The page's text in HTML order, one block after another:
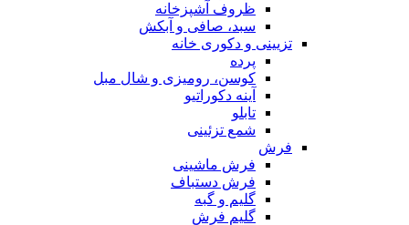
ظروف آشپزخانه
سبد، صافی و آبکش
تزیینی و دکوری خانه
پرده
کوسن، رومیزی و شال مبل
آینه دکوراتیو
تابلو
شمع تزئینی
فرش
فرش ماشینی
فرش دستباف
گلیم و گبه
گلیم فرش